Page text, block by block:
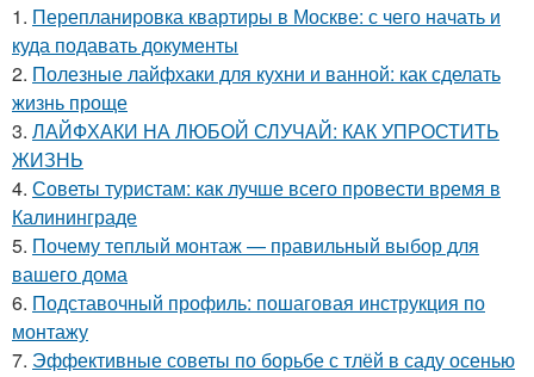
1. Перепланировка квартиры в Москве: с чего начать и
куда подавать документы
2. Полезные лайфхаки для кухни и ванной: как сделать
жизнь проще
3. ЛАЙФХАКИ НА ЛЮБОЙ СЛУЧАЙ: КАК УПРОСТИТЬ
ЖИЗНЬ
4. Советы туристам: как лучше всего провести время в
Калининграде
5. Почему теплый монтаж — правильный выбор для
вашего дома
6. Подставочный профиль: пошаговая инструкция по
монтажу
7. Эффективные советы по борьбе с тлёй в саду осенью